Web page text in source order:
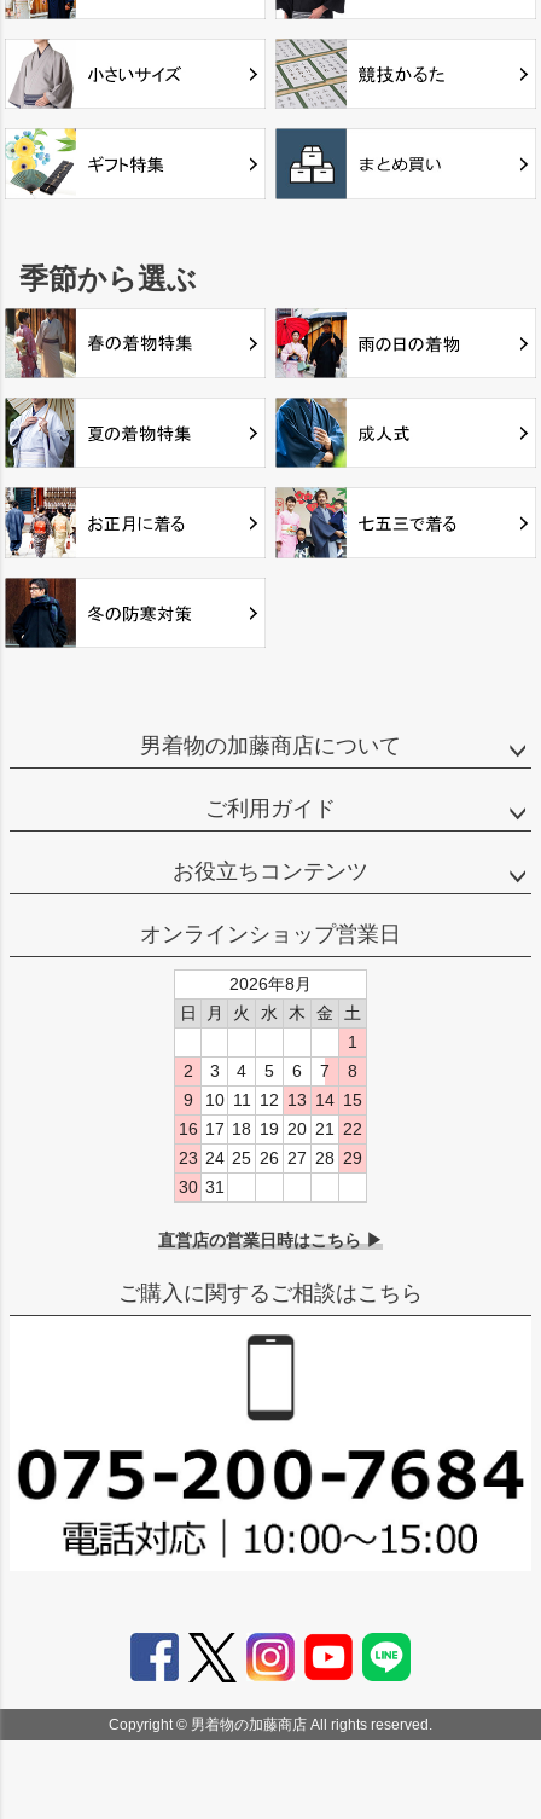
季節から選ぶ
男着物の加藤商店について
ご利用ガイド
お役立ちコンテンツ
オンラインショップ営業日
2026年8月
日
月 火 水 木 金
土
1
2
3 4 5 6 7
8
9
10 11 12 13 14 15
16 17 18 19 20 21
22
23 24 25 26 27 28 29
30 31
直営店の営業日時はこちら ▶
ご購入に関するご相談はこちら
Copyright © 男着物の加藤商店 All rights reserved.